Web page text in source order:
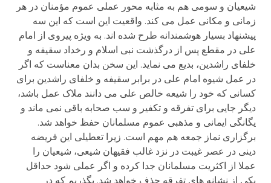
شیعیان و سومی هم به مثابه محور عملی عموم مؤمنان در هر
زمانی و مکانی عمل می کند. واقعیت این است که این سه
پیشنهاد بسیار هوشمندانه طرح شده اند. به ویژه پیروی از امام
علی در مقطع پس از درگذشت نبی اسلام و رخداد سقیفه و
خلفای راشدین، بدیع می نماید. این سخن بدان معناست که اگر
در عمل شیوه امام علی در برابر سقیفه و خلفای راشدین برای
کسانی که خود را شیعه خالص علی می دانند ملاک عمل باشد،
دیگر جایی برای تفرقه و تکفیر و سب صحابه باقی نمی ماند و
یگانگی ایمانی و مذهبی عموم مسلمانان حفظ خواهد شد.
برگزاری نماز جمعه هم مهم است. زیرا تعطیلی این فریضه
دینی در عصر غیبت در نزد غالب فقیهان شیعی، شیعیان را
عملا از اکثریت مسلمانان جدا کرده و اگر عملی شود حداقل
یکی از نشانه های تفرقه حذف خواهد شد. بگذریم که در